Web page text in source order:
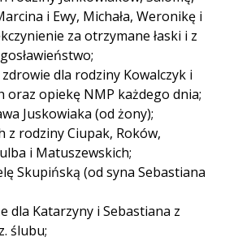
i Ewy, Michała, Weronikę i
za otrzymane łaski i z
dla rodziny Kowalczyk i
oraz opiekę NMP każdego dnia;
Juskowiaka (od żony);
z rodziny Ciupak, Roków,
i Matuszewskich;
Skupińską (od syna Sebastiana
dla Katarzyny i Sebastiana z
ślubu;